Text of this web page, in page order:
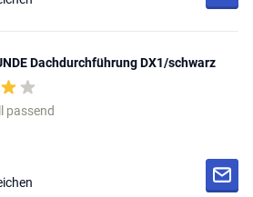
Dachdurchführung DX1/schwarz
passend